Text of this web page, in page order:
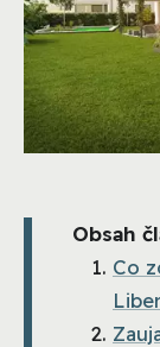
Obsah
Co